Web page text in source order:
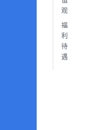
观
福
利
待
遇